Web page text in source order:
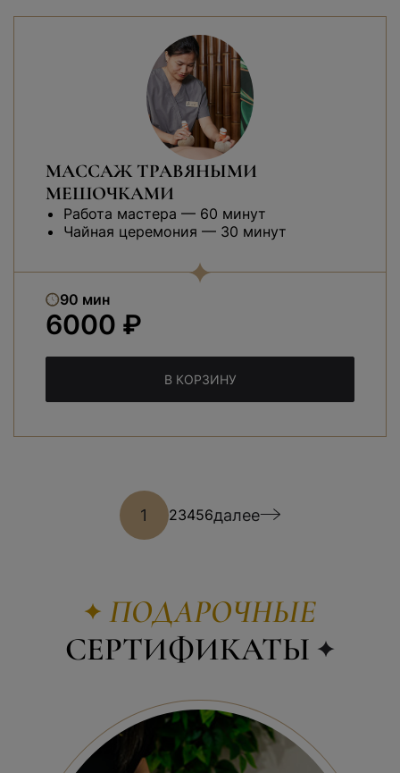
МАССАЖ ТРАВЯНЫМИ
МЕШОЧКАМИ
Работа мастера — 60 минут
Чайная церемония — 30 минут
90 мин
6000 ₽
В КОРЗИНУ
1 23456далее
ПОДАРОЧНЫЕ
СЕРТИФИКАТЫ
ПОДАРОЧНЫЙ СЕРТИФИКАТ
«МУЖСКАЯ ПРИВИЛЕГИЯ»